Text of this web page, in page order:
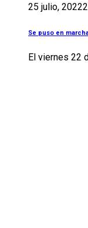
25 julio, 2022
Se puso en
El viernes 22